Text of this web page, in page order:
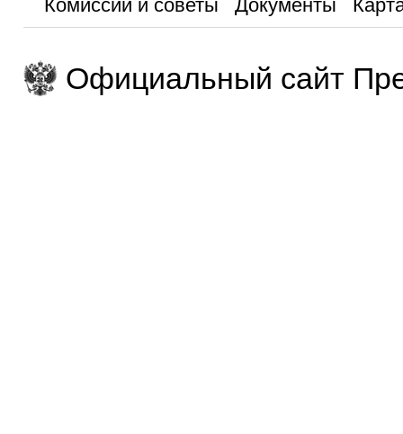
Комиссии и советы Документы
Официальный сайт